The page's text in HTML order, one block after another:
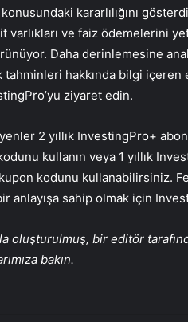
kararlılığını
ve faiz ödemelerini
Daha derinlemesine
tahminleri hakkında bilgi
ziyaret edin.
2 yıllık InvestingPro+
kullanın veya 1 yıllık
kupon kodunu kullanabilirsiniz.
anlayışa sahip olmak için
oluşturulmuş, bir editör
bakın.